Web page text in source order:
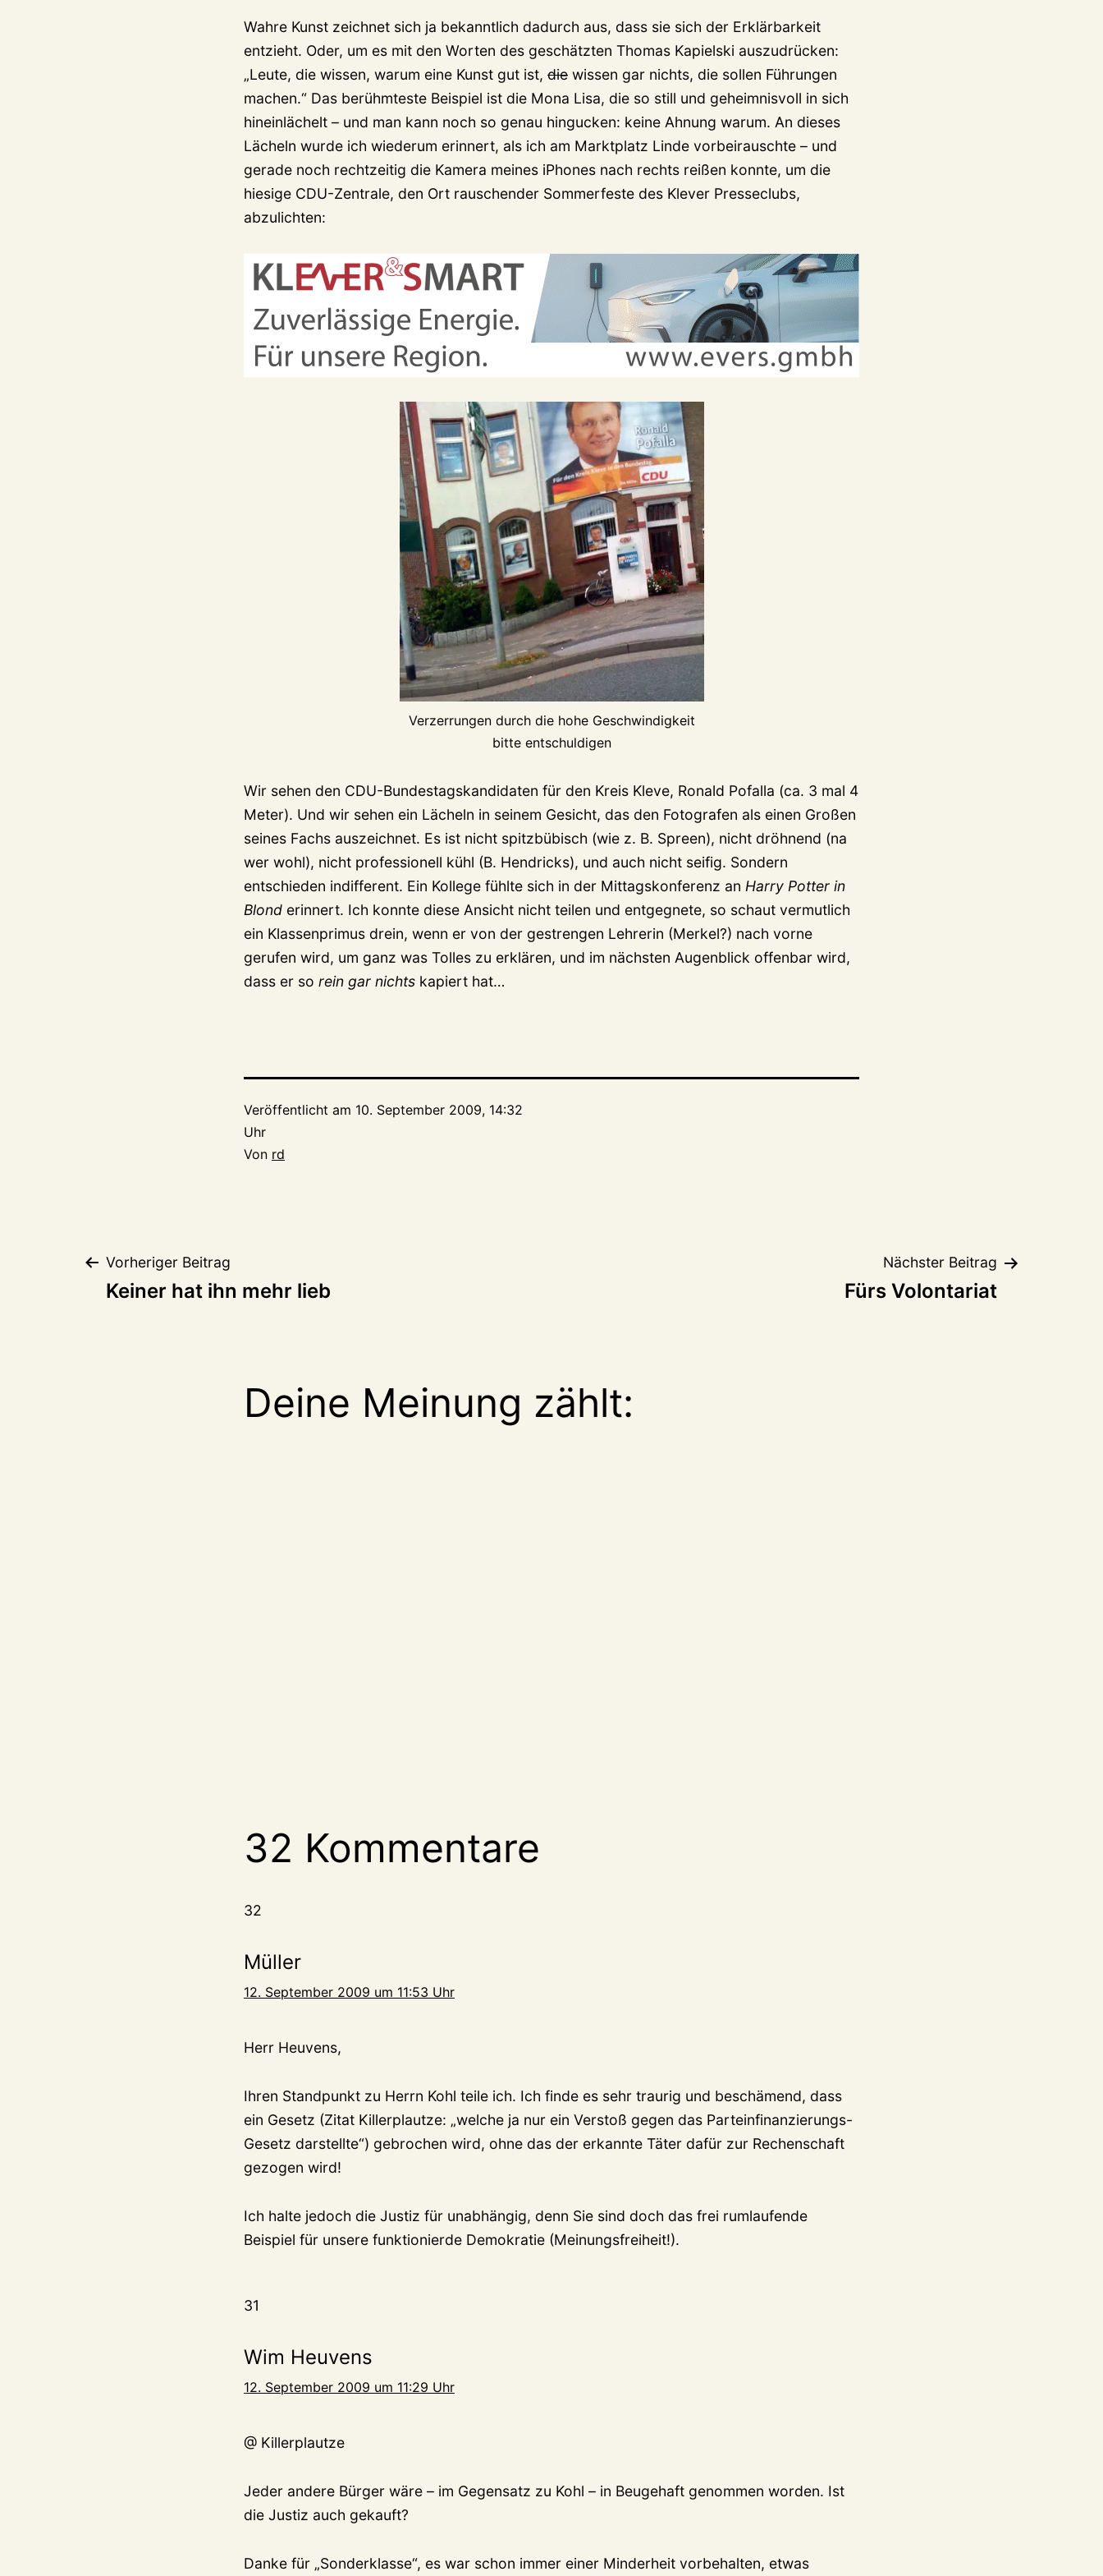
Wahre Kunst zeichnet sich ja bekanntlich dadurch aus, dass sie sich der Erklärbarkeit
entzieht. Oder, um es mit den Worten des geschätzten Thomas Kapielski auszudrücken:
„Leute, die wissen, warum eine Kunst gut ist, die wissen gar nichts, die sollen Führungen
machen.“ Das berühmteste Beispiel ist die Mona Lisa, die so still und geheimnisvoll in sich
hineinlächelt – und man kann noch so genau hingucken: keine Ahnung warum. An dieses
Lächeln wurde ich wiederum erinnert, als ich am Marktplatz Linde vorbeirauschte – und
gerade noch rechtzeitig die Kamera meines iPhones nach rechts reißen konnte, um die
hiesige CDU-Zentrale, den Ort rauschender Sommerfeste des Klever Presseclubs,
abzulichten:
Verzerrungen durch die hohe Geschwindigkeit
bitte entschuldigen
Wir sehen den CDU-Bundestagskandidaten für den Kreis Kleve, Ronald Pofalla (ca. 3 mal 4
Meter). Und wir sehen ein Lächeln in seinem Gesicht, das den Fotografen als einen Großen
seines Fachs auszeichnet. Es ist nicht spitzbübisch (wie z. B. Spreen), nicht dröhnend (na
wer wohl), nicht professionell kühl (B. Hendricks), und auch nicht seifig. Sondern
entschieden indifferent. Ein Kollege fühlte sich in der Mittagskonferenz an Harry Potter in
Blond erinnert. Ich konnte diese Ansicht nicht teilen und entgegnete, so schaut vermutlich
ein Klassenprimus drein, wenn er von der gestrengen Lehrerin (Merkel?) nach vorne
gerufen wird, um ganz was Tolles zu erklären, und im nächsten Augenblick offenbar wird,
dass er so rein gar nichts kapiert hat…
Veröffentlicht am 10. September 2009, 14:32
Uhr
Von rd
Beitragsnavigation
Vorheriger Beitrag
Keiner hat ihn mehr lieb
Nächster Beitrag
Fürs Volontariat
Deine Meinung zählt:
32 Kommentare
32
Müller
12. September 2009 um 11:53 Uhr
Herr Heuvens,
Ihren Standpunkt zu Herrn Kohl teile ich. Ich finde es sehr traurig und beschämend, dass
ein Gesetz (Zitat Killerplautze: „welche ja nur ein Verstoß gegen das Parteinfinanzierungs-
Gesetz darstellte“) gebrochen wird, ohne das der erkannte Täter dafür zur Rechenschaft
gezogen wird!
Ich halte jedoch die Justiz für unabhängig, denn Sie sind doch das frei rumlaufende
Beispiel für unsere funktionierde Demokratie (Meinungsfreiheit!).
31
Wim Heuvens
12. September 2009 um 11:29 Uhr
@ Killerplautze
Jeder andere Bürger wäre – im Gegensatz zu Kohl – in Beugehaft genommen worden. Ist
die Justiz auch gekauft?
Danke für „Sonderklasse“, es war schon immer einer Minderheit vorbehalten, etwas